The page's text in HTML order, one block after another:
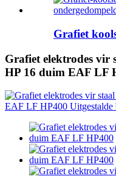
Grafiet
Grafiet elektrodes vir
HP 16 duim EAF LF